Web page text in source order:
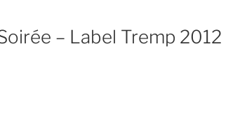
– Label Tremp 2012